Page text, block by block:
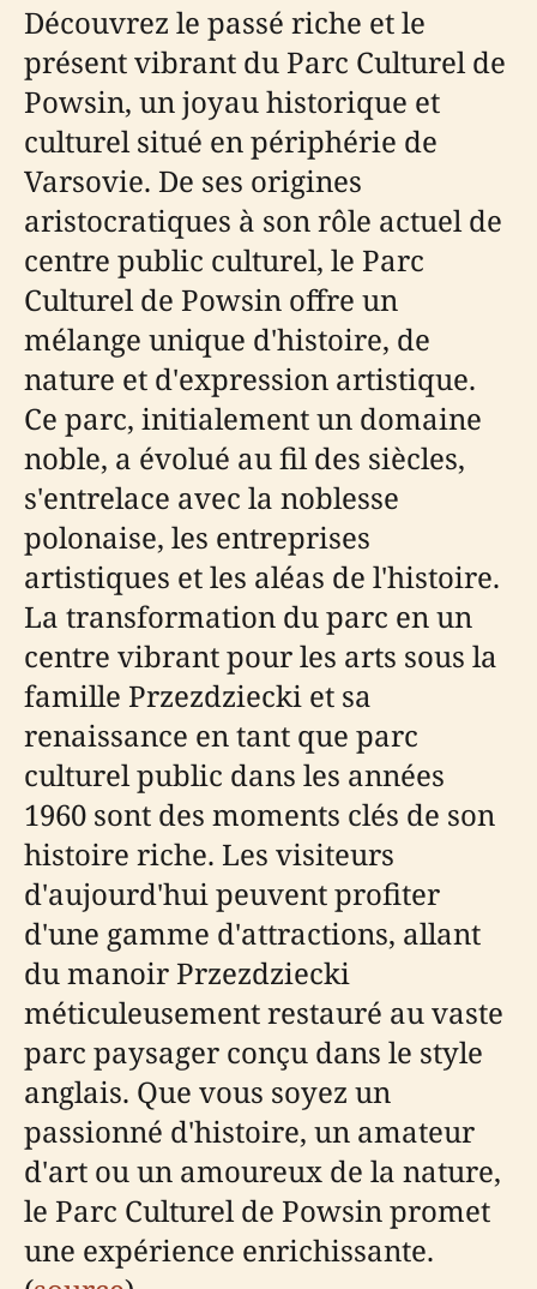
Découvrez le passé riche et le
présent vibrant du Parc Culturel de
Powsin, un joyau historique et
culturel situé en périphérie de
Varsovie. De ses origines
aristocratiques à son rôle actuel de
centre public culturel, le Parc
Culturel de Powsin offre un
mélange unique d'histoire, de
nature et d'expression artistique.
Ce parc, initialement un domaine
noble, a évolué au fil des siècles,
s'entrelace avec la noblesse
polonaise, les entreprises
artistiques et les aléas de l'histoire.
La transformation du parc en un
centre vibrant pour les arts sous la
famille Przezdziecki et sa
renaissance en tant que parc
culturel public dans les années
1960 sont des moments clés de son
histoire riche. Les visiteurs
d'aujourd'hui peuvent profiter
d'une gamme d'attractions, allant
du manoir Przezdziecki
méticuleusement restauré au vaste
parc paysager conçu dans le style
anglais. Que vous soyez un
passionné d'histoire, un amateur
d'art ou un amoureux de la nature,
le Parc Culturel de Powsin promet
une expérience enrichissante.